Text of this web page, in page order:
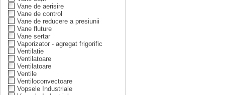
Vane de aerisire
Vane de control
Vane de reducere a presiunii
Vane fluture
Vane sertar
Vaporizator - agregat frigorific
Ventilatie
Ventilatoare
Ventilatoare
Ventile
Ventiloconvectoare
Vopsele Industriale